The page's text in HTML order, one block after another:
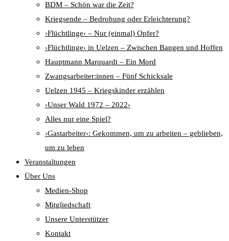
BDM – Schön war die Zeit?
Kriegsende – Bedrohung oder Erleichterung?
›Flüchtlinge‹ – Nur (einmal) Opfer?
›Flüchtlinge‹ in Uelzen – Zwischen Bangen und Hoffen
Hauptmann Marquardt – Ein Mord
Zwangsarbeiter:innen – Fünf Schicksale
Uelzen 1945 – Kriegskinder erzählen
›Unser Wald 1972 – 2022‹
Alles nur eine Spiel?
›Gastarbeiter‹: Gekommen, um zu arbeiten – geblieben,
um zu leben
Veranstaltungen
Über Uns
Medien-Shop
Mitgliedschaft
Unsere Unterstützer
Kontakt